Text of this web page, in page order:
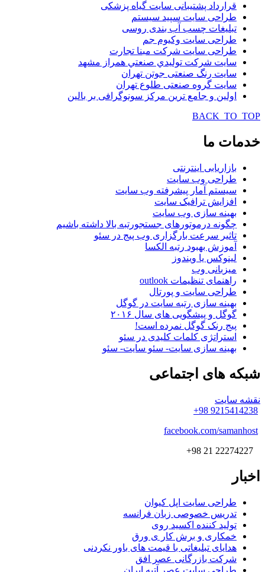
قرارداد پشتیبانی سایت گیاه پزشکی
طراحی سایت سپید سیستم
تبلیغات چسب آب بندی روسی
طراحی سایت وکیوم جم
طراحی سایت شرکت مبنا تجارت
سایت شركت توليدي صنعتي همراز مشهد
سایت رنگ صنعتی جوتن تهران
سایت گروه صنعتی طلوع تهران
اولین و جامع ترین مرکز سونوگرافی بر بالین
BACK_TO_TOP
خدمات ما
بازاریابی اینترنتی
طراحی وب سایت
سیستم آمار پیشرفته وب سایت
افزایش ترافیک سایت
بهینه سازی وب سایت
چگونه درموتورهای جستجورتبه بالا داشته باشیم
تاثیر سرعت بارگزاری وب پیج در سئو
آموزش بهبود رتبه الکسا
لینوکس یا ویندوز
میزبانی وب
راهنمای تنظیمات outlook
طراحی سایت و پورتال
بهینه سازی رتبه سایت در گوگل
گوگل و پیشگویی های سال ۲۰۱۶
پیج رنک گوگل نمرده است!
استراتژی کلمات کلیدی در سئو
بهینه سازی سایت- سئو سایت- سئو
شبکه های اجتماعی
نقشه سایت
9215414238 98+
facebook.com/samanhost
اخبار
طراحی سایت اپل کیوان
تدریس خصوصی زبان فرانسه
تولید کننده اکسید روی
خمکاری و برش کار ی ورق
هدایای تبلیغاتی با قیمت های باور نکردنی
شرکت بازرگانی عصر افق
طراحی سایت عصر آتیه ایران